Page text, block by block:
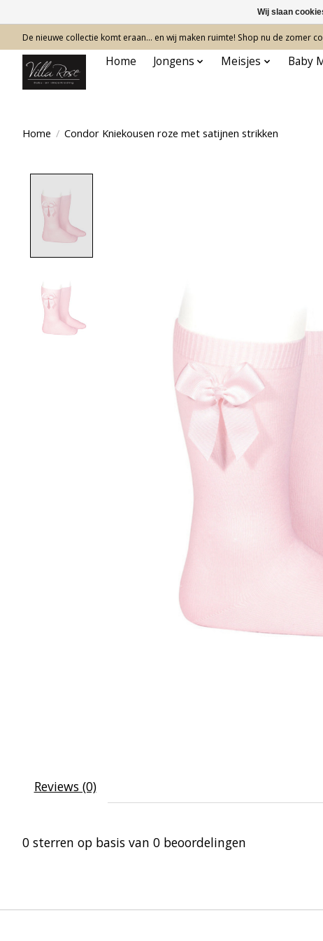
De nieuwe collectie komt eraan… en wij maken ruimte! Shop nu de zomer
Home Jongens Meisjes Baby
Home / Condor Kniekousen roze met satijnen strikken
Reviews (0)
0 sterren op basis van 0 beoordelingen
Wij slaan